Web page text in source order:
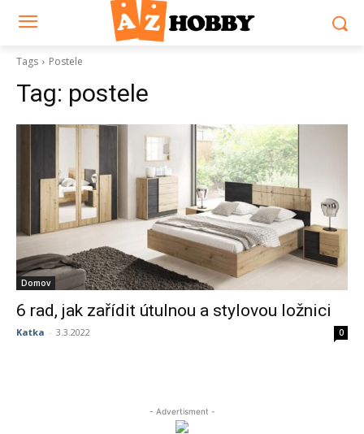
Tags Postele
Tag: postele
Domov
6 rad, jak zařídit útulnou a stylovou ložnici
Katka - 3.3.2022 0
- Advertisment -